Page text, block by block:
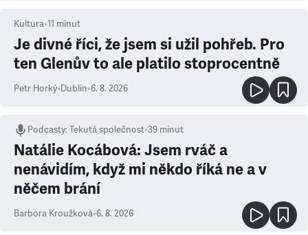
Kultura•11 minut
Je divné říci, že jsem si užil pohřeb. Pro
ten Glenův to ale platilo stoprocentně
Petr Horký•Dublin•6. 8. 2026
Podcasty:Tekutá společnost•39 minut
Natálie Kocábová: Jsem rváč a
nenávidím, když mi někdo říká ne a v
něčem brání
Barbora Kroužková•6. 8. 2026